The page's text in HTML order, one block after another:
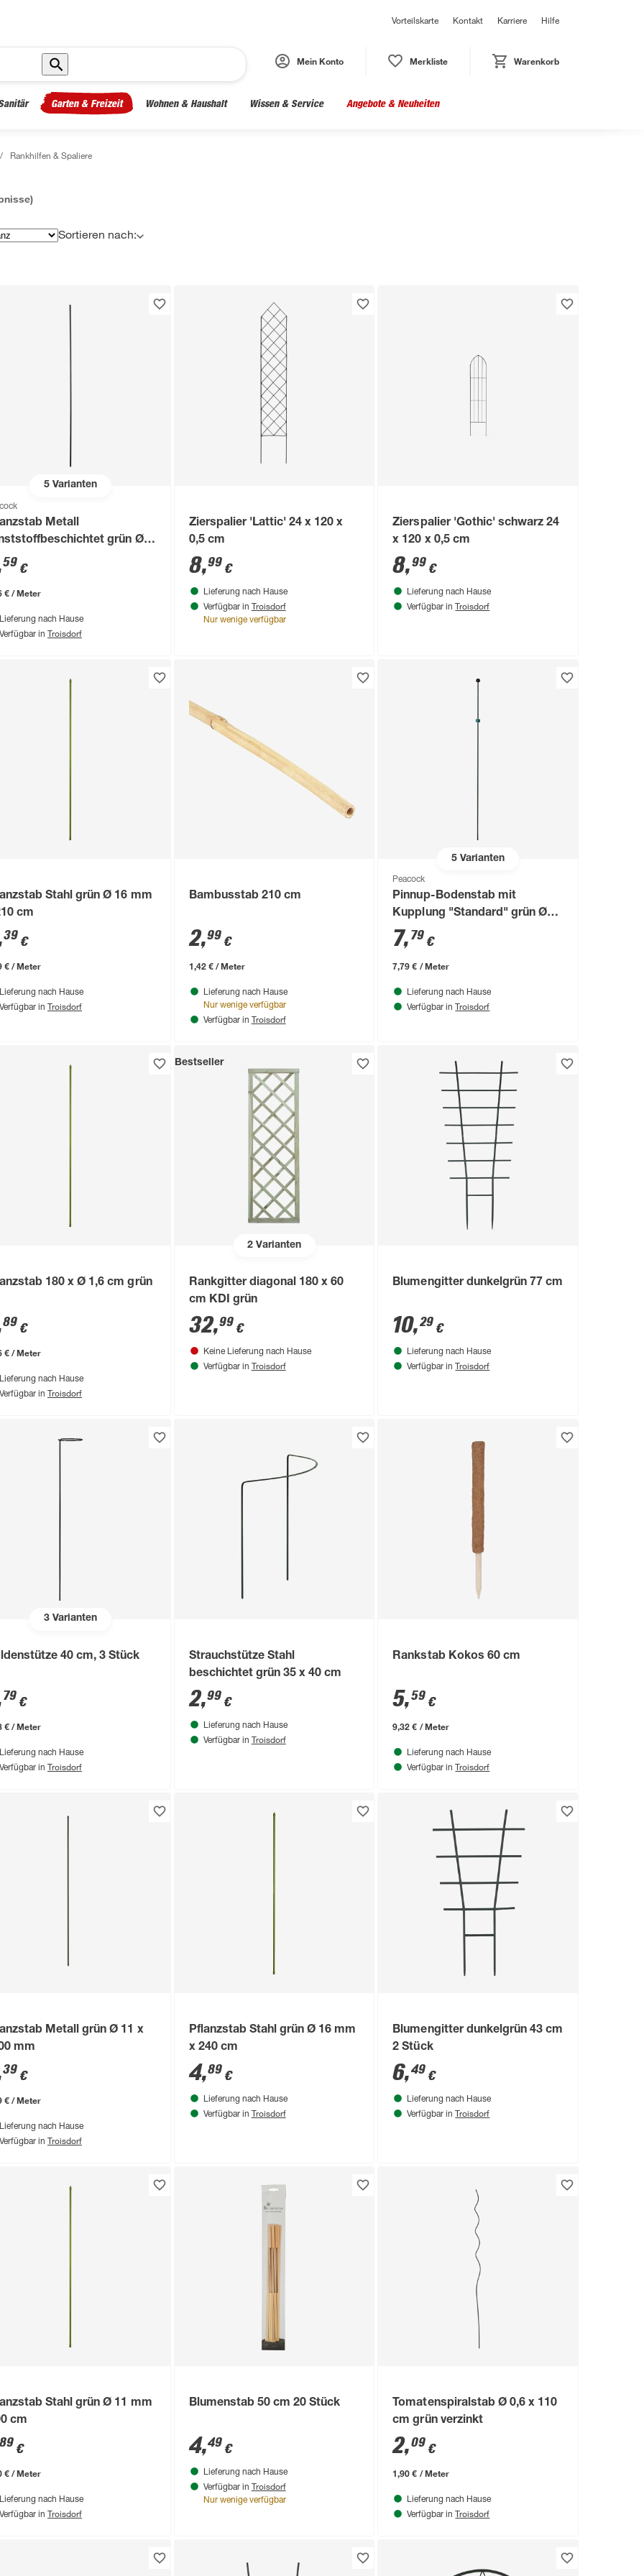
Vorteilskarte Kontakt Karriere Hilfe
Mein Konto Merkliste Warenkorb
Garten & Freizeit Wohnen & Haushalt Wissen & Service Angebote & Neuheiten
/ Rankhilfen & Spaliere
Sortieren nach:
5Varianten
Metall
grün Ø
x 120 cm
59 €
€ / Meter
Lieferung nach Hause
Verfügbar in Troisdorf
Zierspalier 'Lattic' 24 x 120 x
0,5 cm
8,99€
Lieferung nach Hause
Verfügbar in Troisdorf
Nur wenige verfügbar
Zierspalier 'Gothic' schwarz 24
x 120 x 0,5 cm
8,99 €
Lieferung nach Hause
Verfügbar in Troisdorf
Stahl grün Ø 16 mm
cm
39 €
€ / Meter
Lieferung nach Hause
Verfügbar in Troisdorf
Bambusstab 210 cm
2,99€
1,42 € / Meter
Lieferung nach Hause
Nur wenige verfügbar
Verfügbar in Troisdorf
5 Varianten
Peacock
Pinnup-Bodenstab mit
Kupplung "Standard" grün Ø
0,7 x 100 cm
7,79 €
7,79 € / Meter
Lieferung nach Hause
Verfügbar in Troisdorf
180 x Ø 1,6 cm grün
89 €
€ / Meter
Lieferung nach Hause
Verfügbar in Troisdorf
2 Varianten
Bestseller
Rankgitter diagonal 180 x 60
cm KDI grün
32,99€
Keine Lieferung nach Hause
Verfügbar in Troisdorf
Blumengitter dunkelgrün 77 cm
10,29 €
Lieferung nach Hause
Verfügbar in Troisdorf
3Varianten
40 cm, 3 Stück
79 €
€ / Meter
Lieferung nach Hause
Verfügbar in Troisdorf
Strauchstütze Stahl
beschichtet grün 35 x 40 cm
2,99€
Lieferung nach Hause
Verfügbar in Troisdorf
Rankstab Kokos 60 cm
5,59 €
9,32 € / Meter
Lieferung nach Hause
Verfügbar in Troisdorf
Metall grün Ø 11 x
mm
39 €
€ / Meter
Lieferung nach Hause
Verfügbar in Troisdorf
Pflanzstab Stahl grün Ø 16 mm
x 240 cm
4,89€
Lieferung nach Hause
Verfügbar in Troisdorf
Blumengitter dunkelgrün 43 cm
2 Stück
6,49 €
Lieferung nach Hause
Verfügbar in Troisdorf
Stahl grün Ø 11 mm
cm
89 €
€ / Meter
Lieferung nach Hause
Verfügbar in Troisdorf
Blumenstab 50 cm 20 Stück
4,49€
Lieferung nach Hause
Verfügbar in Troisdorf
Nur wenige verfügbar
Tomatenspiralstab Ø 0,6 x 110
cm grün verzinkt
2,09 €
1,90 € / Meter
Lieferung nach Hause
Verfügbar in Troisdorf